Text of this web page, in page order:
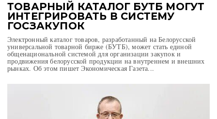
ТОВАРНЫЙ КАТАЛОГ БУТБ МОГУТ
ИНТЕГРИРОВАТЬ В СИСТЕМУ
ГОСЗАКУПОК
Электронный каталог товаров, разработанный на Белорусской
универсальной товарной бирже (БУТБ), может стать единой
общенациональной системой для организации закупок и
продвижения белорусской продукции на внутреннем и внешних
рынках. Об этом пишет Экономическая Газета...